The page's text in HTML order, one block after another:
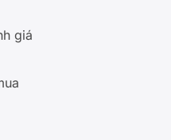
giá